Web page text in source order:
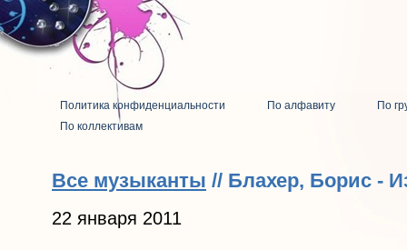
Политика конфиденциальности По алфавиту
По
По коллективам
Все музыканты // Блахер, Борис -
22 января 2011